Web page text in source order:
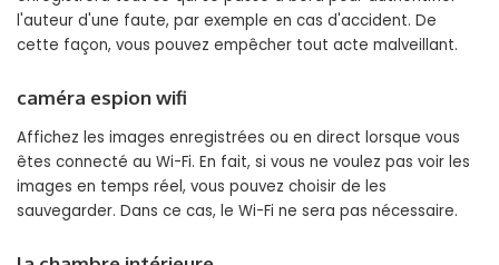
l'auteur d'une faute, par exemple en cas d'accident. De
cette façon, vous pouvez empêcher tout acte malveillant.
caméra espion wifi
Affichez les images enregistrées ou en direct lorsque vous
êtes connecté au Wi-Fi. En fait, si vous ne voulez pas voir les
images en temps réel, vous pouvez choisir de les
sauvegarder. Dans ce cas, le Wi-Fi ne sera pas nécessaire.